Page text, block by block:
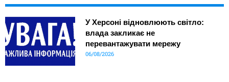
У Херсоні відновлюють світло:
влада закликає не
перевантажувати мережу
06/08/2026